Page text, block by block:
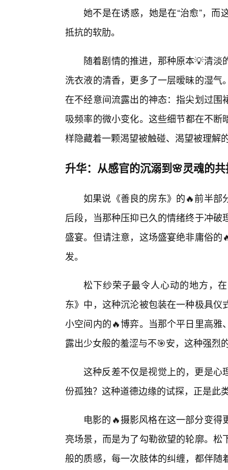
她不是在诱惑，她是在“治愈”，
抵抗的软肋。
随着剧情的推进，那种原本💡清
洗衣液的清香，更多了一层暧昧的湿
在不经意间流露出的神态：指尖划过
吸频率的微小变化。这些细节都在不
样隐藏着一颗渴望被触碰、渴望被理解
升华：从感官的沉溺到🌸灵魂的
如果说《善良的房东》的🔥前半部
后段，当那种压抑已久的情绪终于冲
盛宴。但请注意，这场盛宴绝非庸俗
发。
松下纱荣子最令人心动的地方，
东》中，这种沉沦被包装在一种极具
小空间内的🔥博弈。当那个平日里高
露出少女般的羞涩与不🎯安，这种强烈
这种反差不仅是视觉上的，更是
份孤独？这种道德边缘的试探，正是此
电影的🔥摄影风格在这一部分变
亮场景，而是为了勾勒欲望的轮廓。
般的质感，每一次肢体的纠缠，都伴